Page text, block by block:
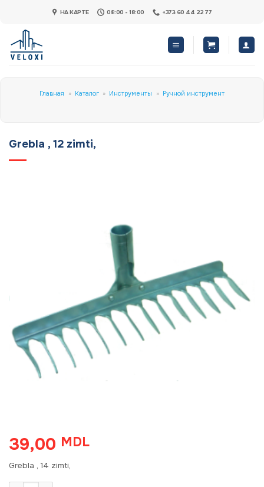
content
НА КАРТЕ 08:00 - 18:00 +373 60 44 22 77
Главная » Каталог » Инструменты » Ручной инструмент
Grebla , 12 zimti,
39,00 MDL
Grebla , 14 zimti,